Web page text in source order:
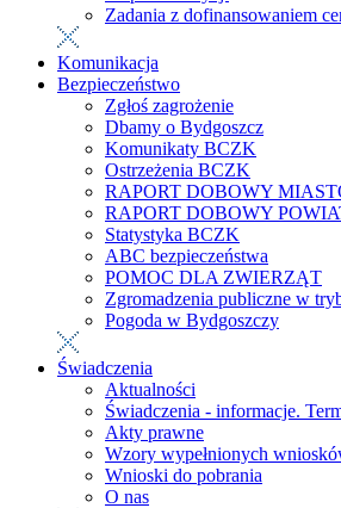
Zadania z dofinansowaniem
Komunikacja
Bezpieczeństwo
Zgłoś zagrożenie
Dbamy o Bydgoszcz
Komunikaty BCZK
Ostrzeżenia BCZK
RAPORT DOBOWY
RAPORT DOBOWY
Statystyka BCZK
ABC bezpieczeństwa
POMOC DLA ZWIERZĄT
Zgromadzenia publiczne w
Pogoda w Bydgoszczy
Świadczenia
Aktualności
Świadczenia - informacje.
Akty prawne
Wzory wypełnionych
Wnioski do pobrania
O nas